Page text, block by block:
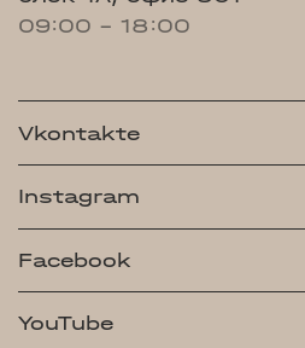
09:00 - 18:00
Vkontakte
Instagram
Facebook
YouTube